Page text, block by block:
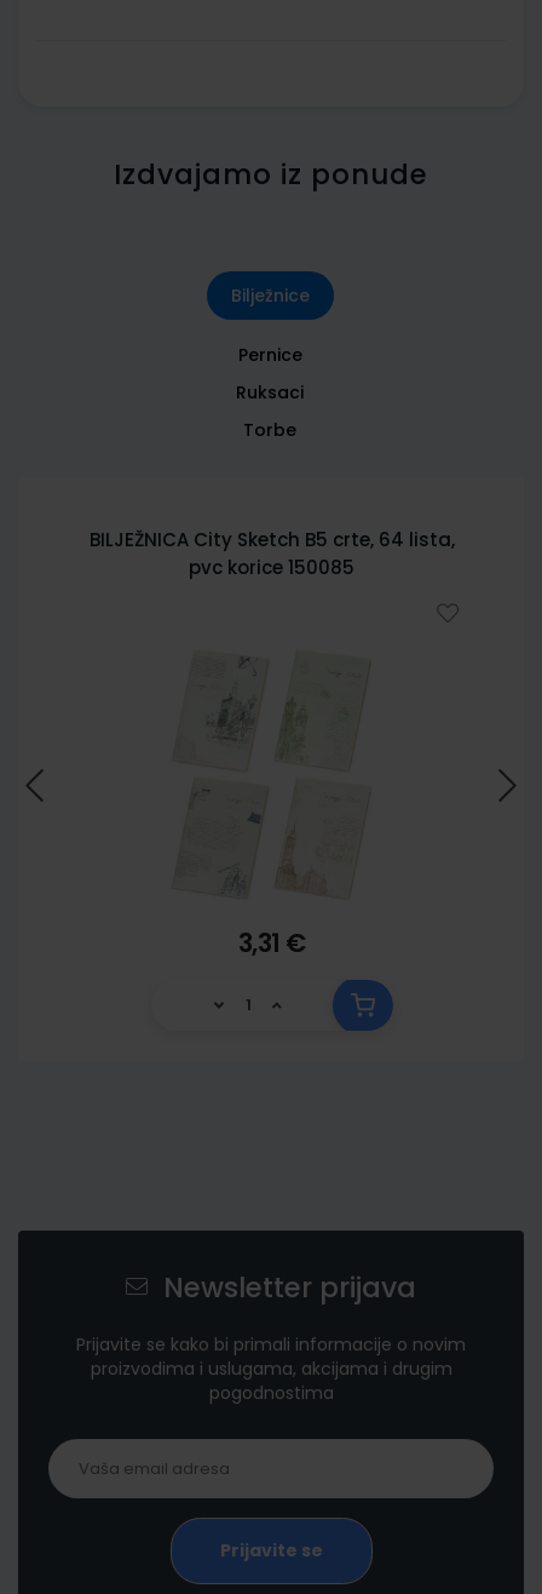
Izdvajamo iz ponude
Bilježnice
Pernice
Ruksaci
Torbe
BILJEŽNICA City Sketch B5 crte, 64 lista,
pvc korice 150085
3,31 €
Newsletter prijava
Prijavite se kako bi primali informacije o novim
proizvodima i uslugama, akcijama i drugim
pogodnostima